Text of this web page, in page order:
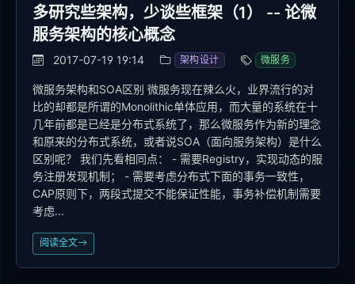
多研究些架构，少谈些框架（1） -- 论微
服务架构的核心概念
2017-07-19 19:14 架构设计 微服务
微服务架构和SOA区别 微服务现在辣么火，业界流行的对
比的却都是所谓的Monolithic单体应用，而大量的系统在十
几年前都是已经是分布式系统了，那么微服务作为新的理念
和原来的分布式系统，或者说SOA（面向服务架构）是什么
区别呢？ 我们先看相同点： - 需要Registry，实现动态的服
务注册发现机制； - 需要考虑分布式下面的事务一致性，
CAP原则下，两段式提交不能保证性能，事务补偿机制需要
考虑...
阅读全文